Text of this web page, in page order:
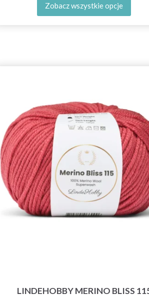
Zobacz wszystkie opcje
LINDEHOBBY MERINO BLISS